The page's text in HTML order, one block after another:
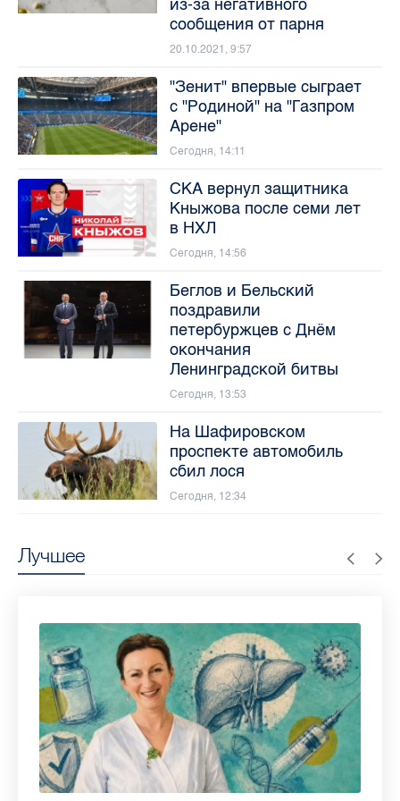
Лучшее
из-за негативного
сообщения от парня
20.10.2021, 9:57
"Зенит" впервые сыграет
с "Родиной" на "Газпром
Арене"
Сегодня, 14:11
СКА вернул защитника
Кныжова после семи лет
в НХЛ
Сегодня, 14:56
Беглов и Бельский
поздравили
петербуржцев с Днём
окончания
Ленинградской битвы
Сегодня, 13:53
На Шафировском
проспекте автомобиль
сбил лося
Сегодня, 12:34